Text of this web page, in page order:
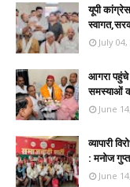
यूपी
July
आगरा पहुंचे
समस्याओं
June
व्यापारी
: मनोज
June